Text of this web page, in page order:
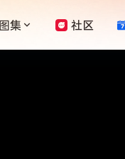
图集 社区